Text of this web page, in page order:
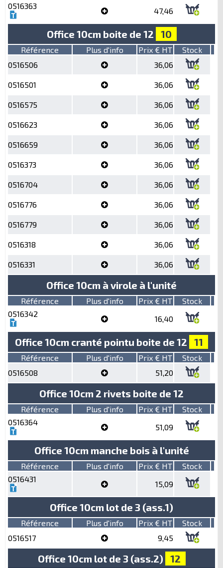
0516363
47,46
Office 10cm boite de 12 10
Référence Plus d'info Prix € HT
Stock
0516506
36,06
0516501 36,06
0516575 36,06
0516623 36,06
0516659 36,06
0516373 36,06
0516704 36,06
0516776 36,06
0516779 36,06
0516318 36,06
0516331 36,06
Office 10cm à virole à l'unité
Référence Plus d'info Prix € HT
Stock
0516342
16,40
Office 10cm cranté pointu boite de 12 11
Référence Plus d'info Prix € HT
Stock
0516508
51,20
Office 10cm 2 rivets boite de 12
Référence Plus d'info Prix € HT
Stock
0516364
51,09
Office 10cm manche bois à l'unité
Référence Plus d'info Prix € HT
Stock
0516431
15,09
Office 10cm lot de 3 (ass.1)
Référence Plus d'info Prix € HT
Stock
0516517
9,45
Office 10cm lot de 3 (ass.2) 12